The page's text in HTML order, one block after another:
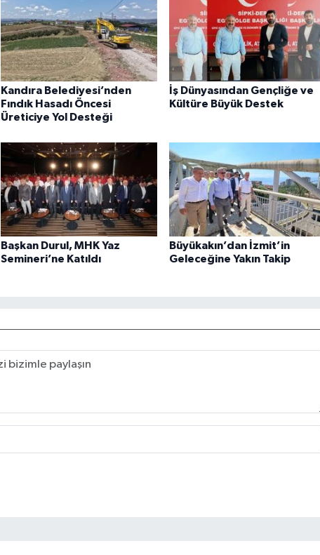
Kandıra Belediyesi’nden
Fındık Hasadı Öncesi
Üreticiye Yol Desteği
İş Dünyasından Gençliğe ve
Kültüre Büyük Destek
Başkan Durul, MHK Yaz
Semineri’ne Katıldı
Büyükakın’dan İzmit’in
Geleceğine Yakın Takip